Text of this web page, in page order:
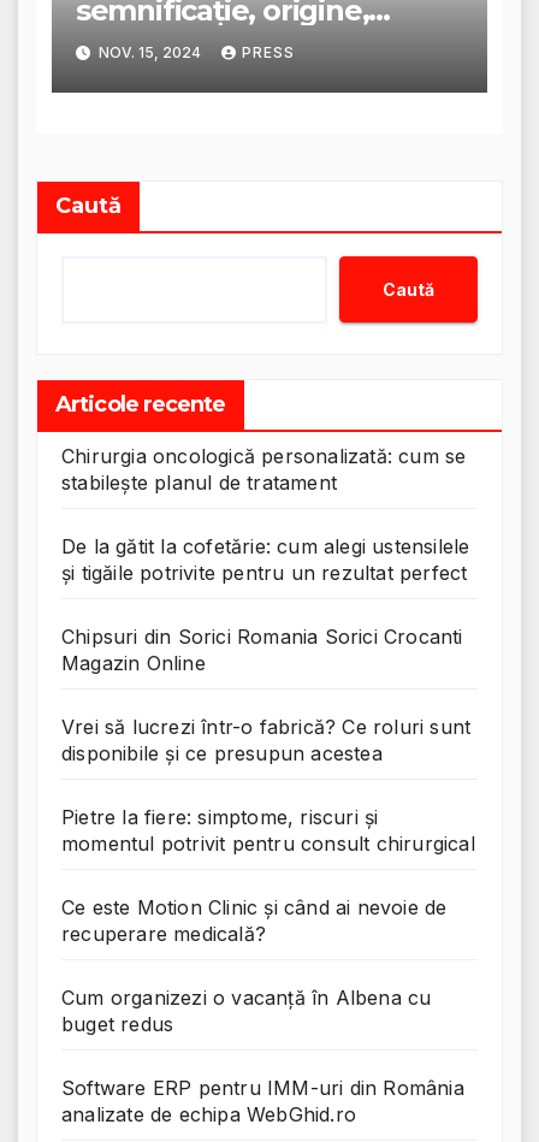
semnificație, origine,
trăsături și personalitate
NOV. 15, 2024 PRESS
Caută
Caută
Articole recente
Chirurgia oncologică personalizată: cum se
stabilește planul de tratament
De la gătit la cofetărie: cum alegi ustensilele
și tigăile potrivite pentru un rezultat perfect
Chipsuri din Sorici Romania Sorici Crocanti
Magazin Online
Vrei să lucrezi într-o fabrică? Ce roluri sunt
disponibile și ce presupun acestea
Pietre la fiere: simptome, riscuri și
momentul potrivit pentru consult chirurgical
Ce este Motion Clinic și când ai nevoie de
recuperare medicală?
Cum organizezi o vacanță în Albena cu
buget redus
Software ERP pentru IMM-uri din România
analizate de echipa WebGhid.ro